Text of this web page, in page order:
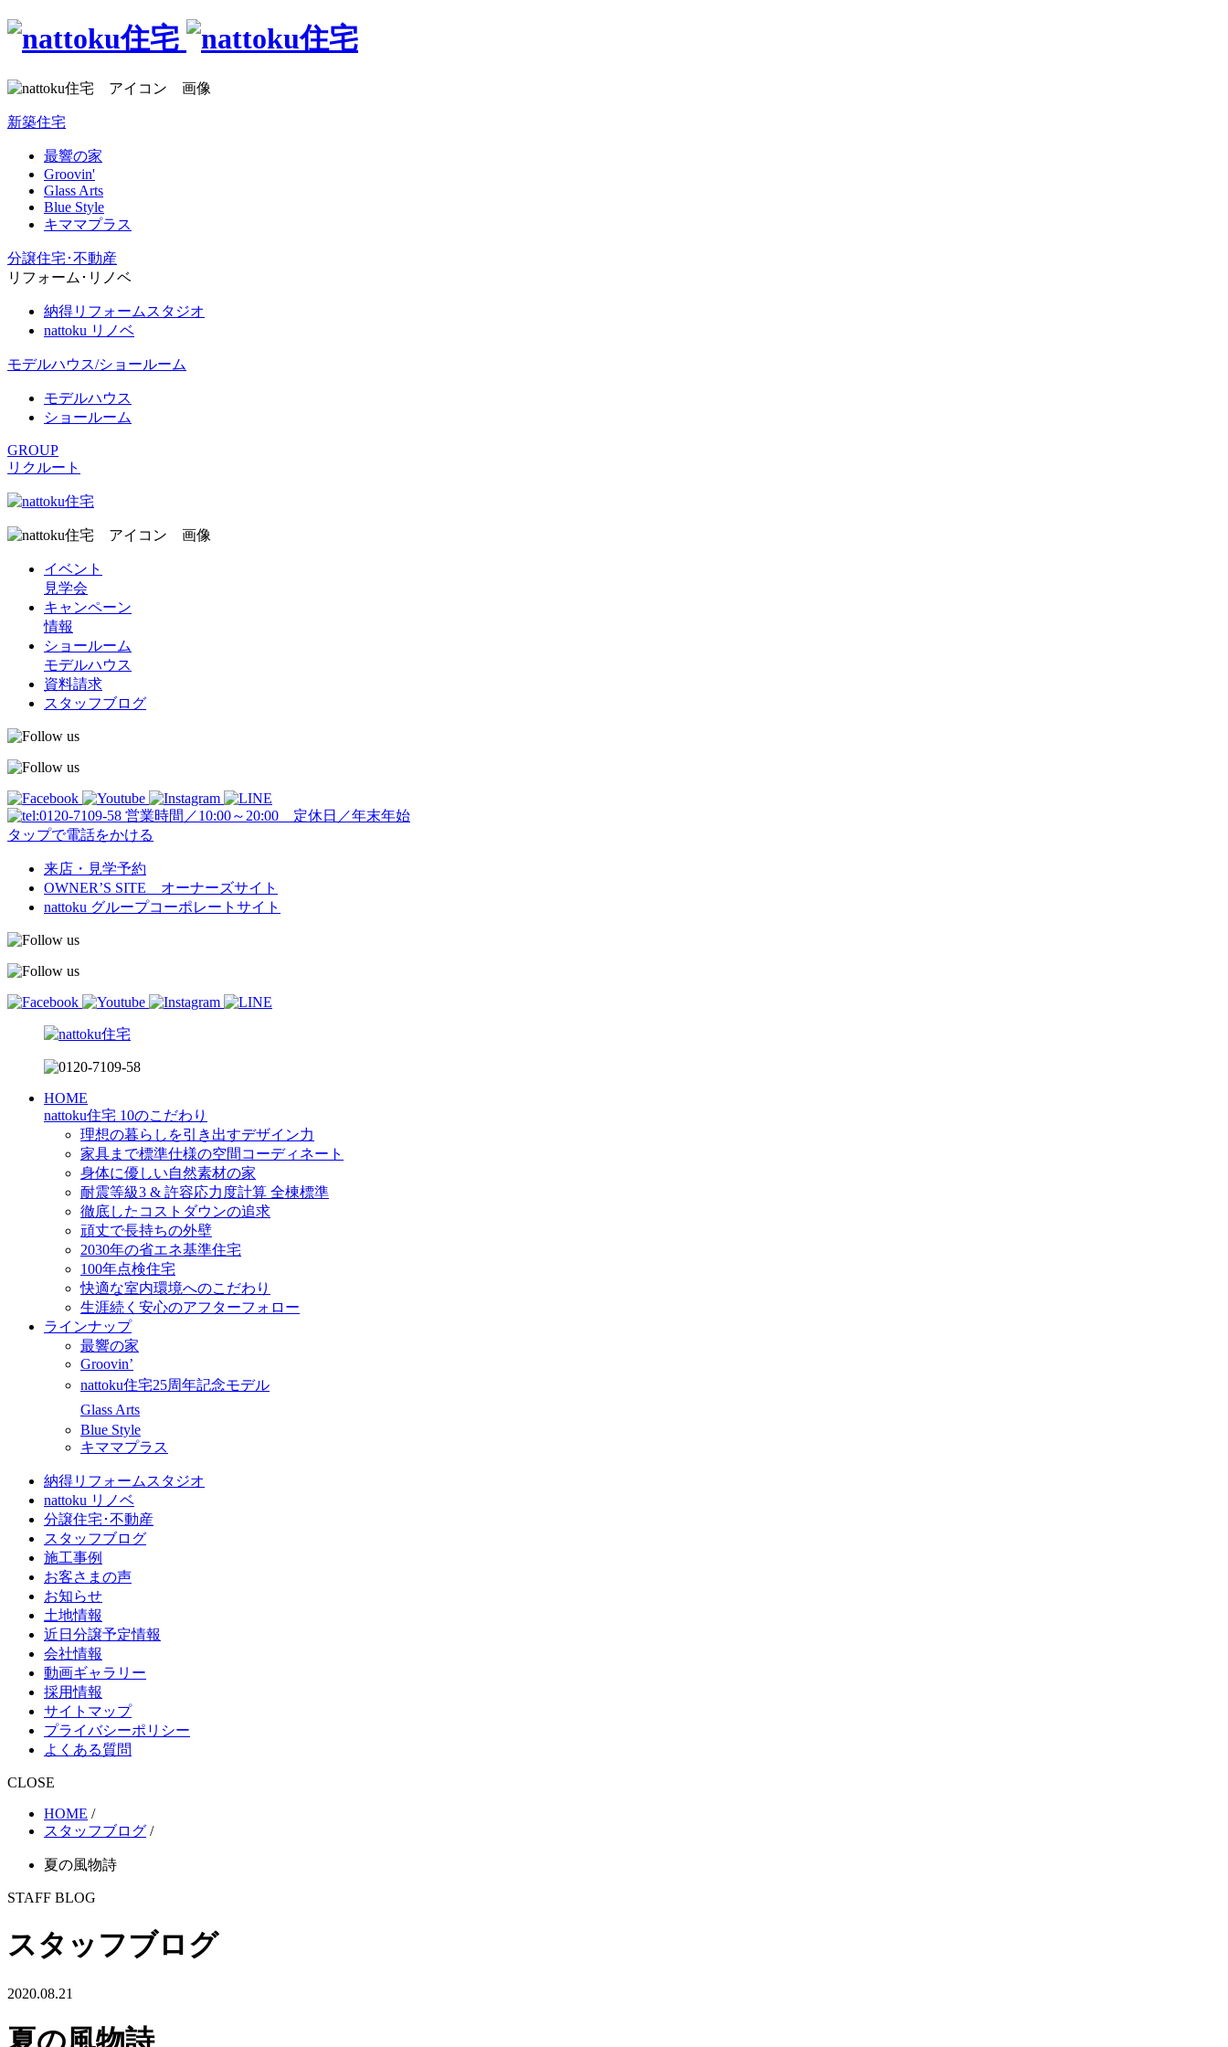
新築住宅
最響の家
Groovin'
Glass Arts
Blue Style
キママプラス
分譲住宅･不動産
リフォーム･リノベ
納得リフォームスタジオ
nattoku リノベ
モデルハウス/ショールーム
モデルハウス
ショールーム
GROUP
リクルート
イベント
見学会
キャンペーン
情報
ショールーム
モデルハウス
資料請求
スタッフブログ
営業時間／10:00～20:00 定休日／年末年始
タップで電話をかける
来店・見学予約
OWNER’S SITE オーナーズサイト
nattoku グループコーポレートサイト
HOME
nattoku住宅 10のこだわり
理想の暮らしを引き出すデザイン力
家具まで標準仕様の空間コーディネート
身体に優しい自然素材の家
耐震等級3 & 許容応力度計算 全棟標準
徹底したコストダウンの追求
頑丈で長持ちの外壁
2030年の省エネ基準住宅
100年点検住宅
快適な室内環境へのこだわり
生涯続く安心のアフターフォロー
ラインナップ
最響の家
Groovin’
nattoku住宅25周年記念モデル
Glass Arts
Blue Style
キママプラス
納得リフォームスタジオ
nattoku リノベ
分譲住宅･不動産
スタッフブログ
施工事例
お客さまの声
お知らせ
土地情報
近日分譲予定情報
会社情報
動画ギャラリー
採用情報
サイトマップ
プライバシーポリシー
よくある質問
CLOSE
HOME /
スタッフブログ /
夏の風物詩
STAFF BLOG
スタッフブログ
2020.08.21